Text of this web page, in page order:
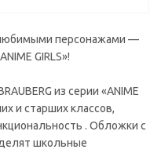
персонажами —
GIRLS»!
из серии «ANIME
и старших классов,
. Обложки с
школьные